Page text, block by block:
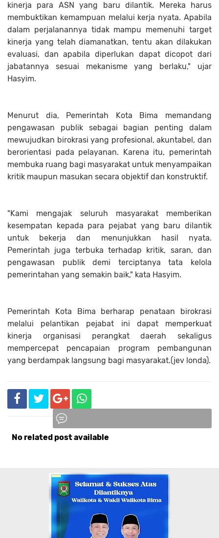
kinerja para ASN yang baru dilantik. Mereka harus
membuktikan kemampuan melalui kerja nyata. Apabila
dalam perjalanannya tidak mampu memenuhi target
kinerja yang telah diamanatkan, tentu akan dilakukan
evaluasi, dan apabila diperlukan dapat dicopot dari
jabatannya sesuai mekanisme yang berlaku," ujar
Hasyim.
Menurut dia, Pemerintah Kota Bima memandang
pengawasan publik sebagai bagian penting dalam
mewujudkan birokrasi yang profesional, akuntabel, dan
berorientasi pada pelayanan. Karena itu, pemerintah
membuka ruang bagi masyarakat untuk menyampaikan
kritik maupun masukan secara objektif dan konstruktif.
"Kami mengajak seluruh masyarakat memberikan
kesempatan kepada para pejabat yang baru dilantik
untuk bekerja dan menunjukkan hasil nyata.
Pemerintah juga terbuka terhadap kritik, saran, dan
pengawasan publik demi terciptanya tata kelola
pemerintahan yang semakin baik," kata Hasyim.
Pemerintah Kota Bima berharap penataan birokrasi
melalui pelantikan pejabat ini dapat memperkuat
kinerja organisasi perangkat daerah sekaligus
mempercepat pencapaian program pembangunan
yang berdampak langsung bagi masyarakat.(jev londa).
No related post available